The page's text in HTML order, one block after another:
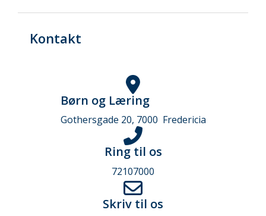
Kontakt
Børn og Læring
Gothersgade 20, 7000 Fredericia
Ring til os
72107000
Skriv til os